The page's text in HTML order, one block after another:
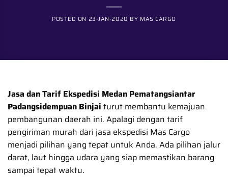
POSTED ON 23-JAN-2020 BY MAS CARGO
Jasa dan Tarif Ekspedisi Medan Pematangsiantar
Padangsidempuan Binjai turut membantu kemajuan
pembangunan daerah ini. Apalagi dengan tarif
pengiriman murah dari jasa ekspedisi Mas Cargo
menjadi pilihan yang tepat untuk Anda. Ada pilihan jalur
darat, laut hingga udara yang siap memastikan barang
sampai tepat waktu.